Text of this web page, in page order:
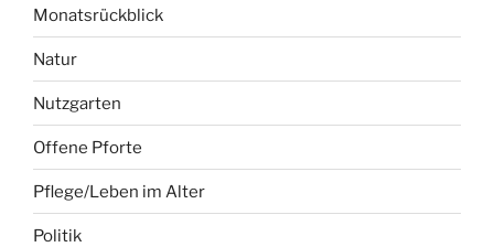
Monatsrückblick
Natur
Nutzgarten
Offene Pforte
Pflege/Leben im Alter
Politik